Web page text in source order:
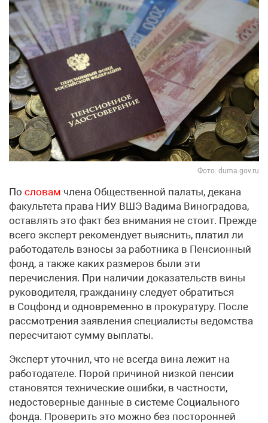
Фото: duma.gov.ru
По словам члена Общественной палаты, декана
факультета права НИУ ВШЭ Вадима Виноградова,
оставлять это факт без внимания не стоит. Прежде
всего эксперт рекомендует выяснить, платил ли
работодатель взносы за работника в Пенсионный
фонд, а также каких размеров были эти
перечисления. При наличии доказательств вины
руководителя, гражданину следует обратиться
в Соцфонд и одновременно в прокуратуру. После
рассмотрения заявления специалисты ведомства
пересчитают сумму выплаты.
Эксперт уточнил, что не всегда вина лежит на
работодателе. Порой причиной низкой пенсии
становятся технические ошибки, в частности,
недостоверные данные в системе Социального
фонда. Проверить это можно без посторонней